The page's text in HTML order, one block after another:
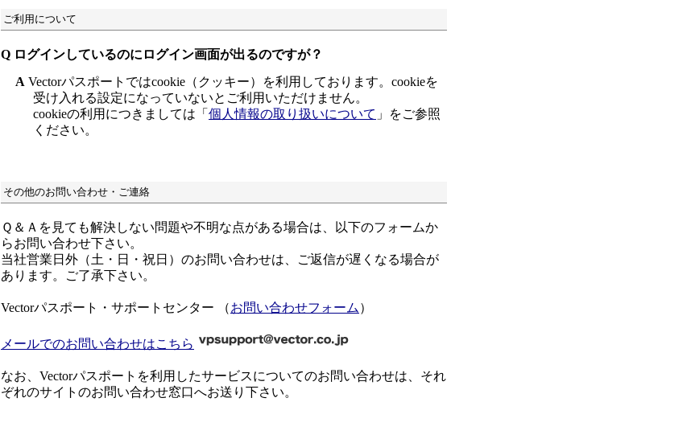
ご利用について
Q ログインしているのにログイン画面が出るのですが？
A Vectorパスポートではcookie（クッキー）を利用しております。cookieを
受け入れる設定になっていないとご利用いただけません。
cookieの利用につきましては「 個人情報の取り扱いについて 」をご参照
ください。
その他のお問い合わせ・ご連絡
Ｑ＆Ａを見ても解決しない問題や不明な点がある場合は、以下のフォームか
らお問い合わせ下さい。
当社営業日外（土・日・祝日）のお問い合わせは、ご返信が遅くなる場合が
あります。ご了承下さい。
Vectorパスポート・サポートセンター （お問い合わせフォーム ）
メールでのお問い合わせはこちら
なお、Vectorパスポートを利用したサービスについてのお問い合わせは、それ
ぞれのサイトのお問い合わせ窓口へお送り下さい。